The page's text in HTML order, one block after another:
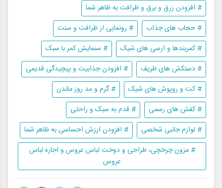
# افزودن زرق و برق و ظرافت به ظاهر شما
# حجاب های جذاب
# رونمایی از ظرافت و سنت
# کمربندها و ارسی های شیک
# سنمایش کمر با سبک
# دستکش های ظریف
# افزودن جذابیت و پیچیدگی قدیمی
# کت و روپوش های شیک
# گرم و مد روز ماندن
# کفش های رسمی
# قدم به سبک و راحتی
# لوازم جانبی شخصی
# افزودن ارزش احساسی به ظاهر شما
# مزون چرخچی، طراحی و دوخت لباس عروس و اجاره لباس
عروس